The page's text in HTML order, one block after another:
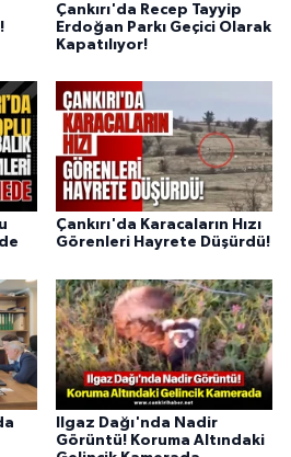
Çankırı'da Recep Tayyip
Erdoğan Parkı Geçici Olarak
Kapatılıyor!
Çankırı'da Karacaların Hızı
Görenleri Hayrete Düşürdü!
Ilgaz Dağı'nda Nadir
Görüntü! Koruma Altındaki